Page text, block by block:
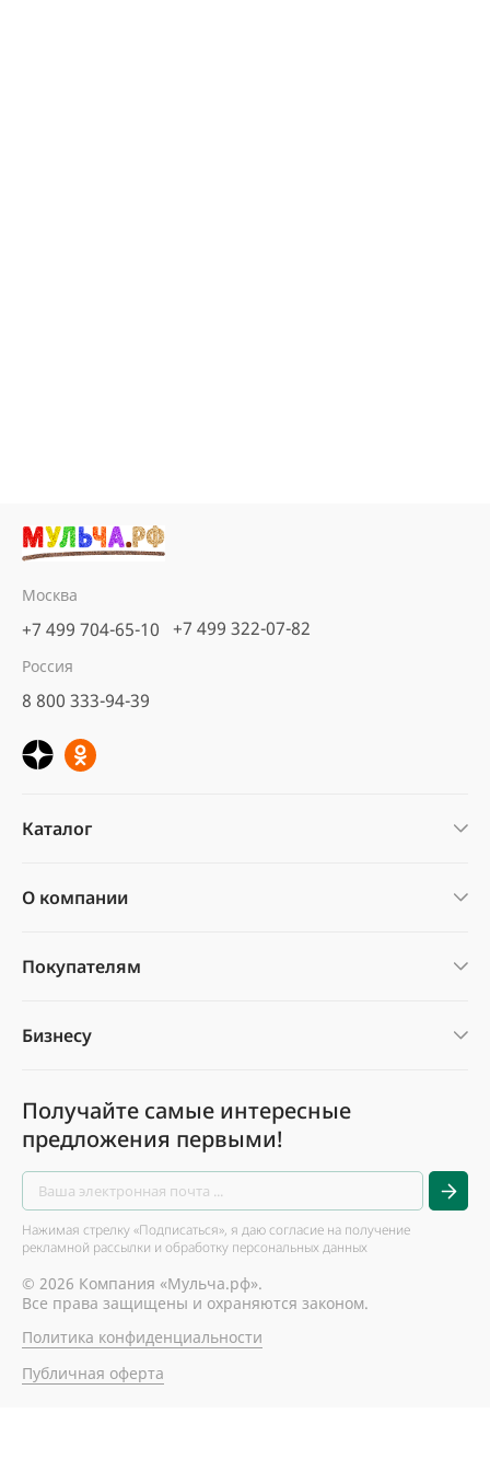
Москва
+7 499 704-65-10 +7 499 322-07-82
Россия
8 800 333-94-39
Каталог
О компании
Покупателям
Бизнесу
Получайте самые интересные
предложения первыми!
Нажимая стрелку «Подписаться», я даю согласие на получение
рекламной рассылки и обработку персональных данных
© 2026 Компания «Мульча.рф».
Все права защищены и охраняются законом.
Политика конфиденциальности
Публичная оферта